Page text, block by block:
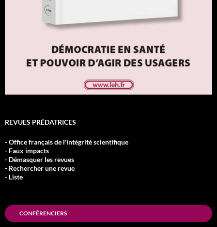
REVUES PRÉDATRICES
- Office français de l'intégrité scientifique
- Faux impacts
- Démasquer les revues
- Rechercher une revue
- Liste
CONFÉRENCIERS